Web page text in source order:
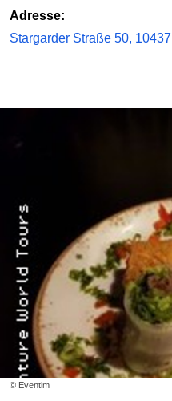
Adresse:
Stargarder Straße 50,
© Eventim